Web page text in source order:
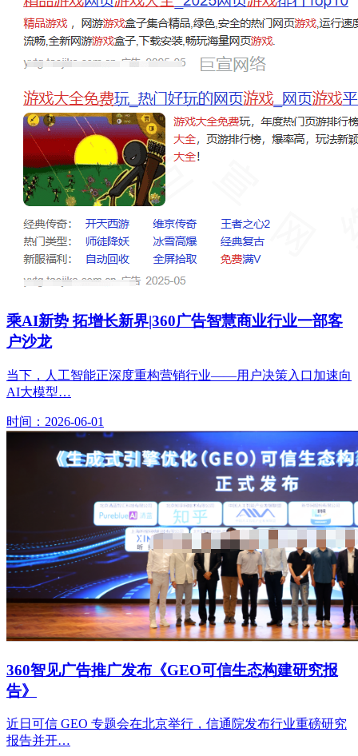
乘AI新势 拓增长新界|360广告智慧商业行业一部客
户沙龙
当下，人工智能正深度重构营销行业——用户决策入口加速向
AI大模型…
时间：2026-06-01
360智见广告推广发布《GEO可信生态构建研究报
告》
近日可信 GEO 专题会在北京举行，信通院发布行业重磅研究
报告并开…